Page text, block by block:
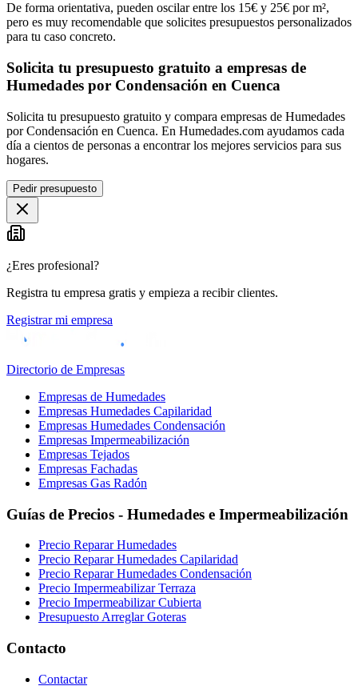
De forma orientativa, pueden oscilar entre los 15€ y 25€ por m²,
pero es muy recomendable que solicites presupuestos personalizados
para tu caso concreto.
Solicita tu presupuesto gratuito a empresas de
Humedades por Condensación en Cuenca
Solicita tu presupuesto gratuito y compara empresas de Humedades
por Condensación en Cuenca. En Humedades.com ayudamos cada
día a cientos de personas a encontrar los mejores servicios para sus
hogares.
Pedir presupuesto
¿Eres profesional?
Registra tu empresa gratis y empieza a recibir clientes.
Registrar mi empresa
Directorio de Empresas
Empresas de Humedades
Empresas Humedades Capilaridad
Empresas Humedades Condensación
Empresas Impermeabilización
Empresas Tejados
Empresas Fachadas
Empresas Gas Radón
Guías de Precios - Humedades e Impermeabilización
Precio Reparar Humedades
Precio Reparar Humedades Capilaridad
Precio Reparar Humedades Condensación
Precio Impermeabilizar Terraza
Precio Impermeabilizar Cubierta
Presupuesto Arreglar Goteras
Contacto
Contactar